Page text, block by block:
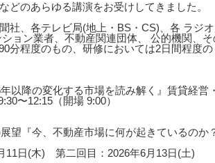
どのあらゆる講演をお受けしてきました。
社、各テレビ局(地上・BS・CS)、各 ラジ
ョン業者、不動産関連団体、 公的機関、
分程度のもの、研修においては2日間程
以降の変化する市場を読み解く』賃貸経営
〜12:15（開場 9:00）
望『今、不動産市場に何が起きているの
11日(木) 第二回目：2026年6月13日(土)